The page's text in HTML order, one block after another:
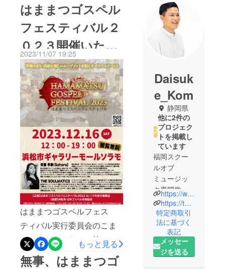
はままつゴスペル
フェスティバル２
０２３開催いたし
ます！
2023/11/07 19:25
はままつゴスペルフェス
ティバル実行委員会のこま
つです。さてさて、他の人
のイベントの告知とかって
もっと見る
無事、はままつゴ
Daisuk
e_Kom
静岡県
他に2件の
プロジェク
トを掲載し
ています
福岡スクー
ルオブ
ミュージッ
ク専門学校
卒業 同専
門学校時代
にゴスペル
と出会い、
その魅力に
魅了され
https://www.instagram.com/dsk_komats/
https://twitter.com/DaisukeKomatsu5
特定商取引
法に基づく
表記
メッセー
ジを送る